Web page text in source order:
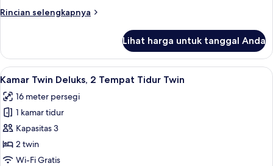
jendela
Rincian selengkapnya
Rincian
Kamar
Twin
Elite,
jendela
Lihat harga untuk tanggal Anda
Lihat
semua
foto
untuk
Kamar
Twin
Deluks,
Seprai premium, brankas, Wi-Fi
4
Kamar Twin Deluks, 2 Tempat Tidur Twin
16 meter persegi
1 kamar tidur
Kapasitas 3
2 twin
Wi-Fi Gratis